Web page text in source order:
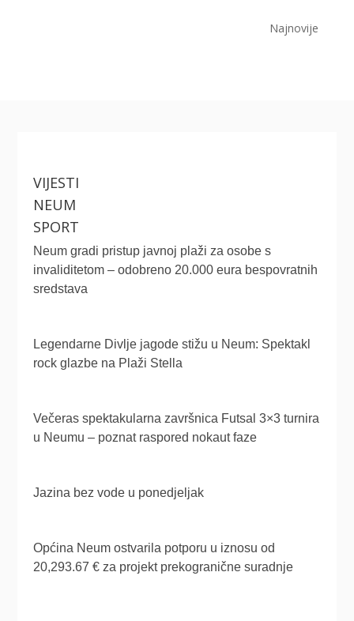
Najnovije
VIJESTI
NEUM
SPORT
Neum gradi pristup javnoj plaži za osobe s
invaliditetom – odobreno 20.000 eura bespovratnih
sredstava
Legendarne Divlje jagode stižu u Neum: Spektakl
rock glazbe na Plaži Stella
Večeras spektakularna završnica Futsal 3×3 turnira
u Neumu – poznat raspored nokaut faze
Jazina bez vode u ponedjeljak
Općina Neum ostvarila potporu u iznosu od
20,293.67 € za projekt prekogranične suradnje